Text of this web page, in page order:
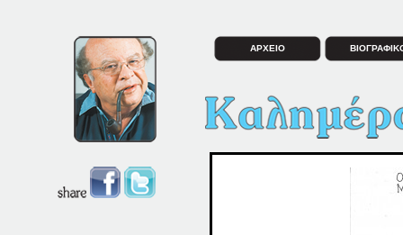
ΑΡΧΕΙΟ